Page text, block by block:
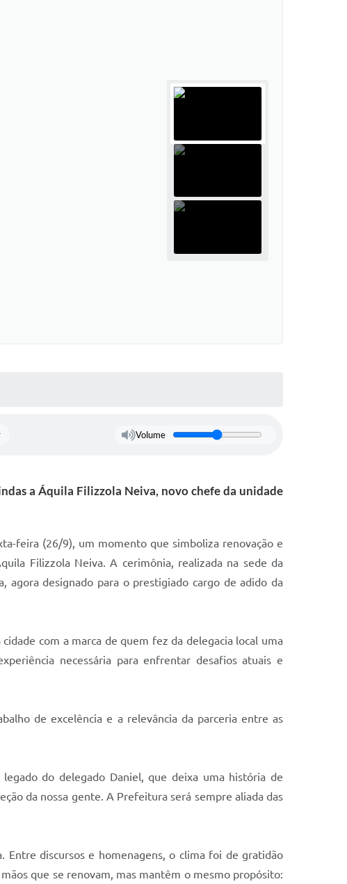
Volume
a Áquila Filizzola Neiva, novo chefe da unidade
feira (26/9), um momento que simboliza renovação e
Filizzola Neiva. A cerimônia, realizada na sede da
agora designado para o prestigiado cargo de adido da
com a marca de quem fez da delegacia local uma
necessária para enfrentar desafios atuais e
de excelência e a relevância da parceria entre as
do delegado Daniel, que deixa uma história de
da nossa gente. A Prefeitura será sempre aliada das
discursos e homenagens, o clima foi de gratidão
que se renovam, mas mantêm o mesmo propósito: